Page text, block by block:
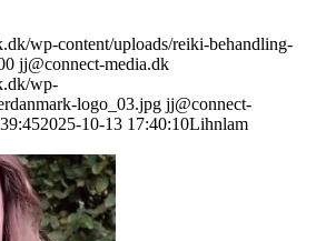
wp-content/uploads/reiki-behandling-
jj@connect-media.dk
wp-
logo_03.jpg jj@connect-
2025-10-13 17:40:10Lihnlam